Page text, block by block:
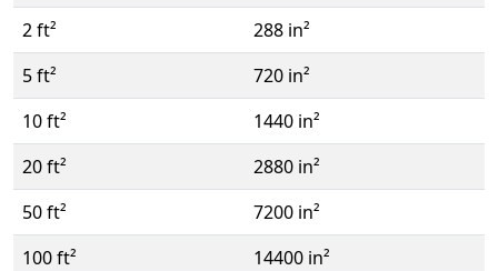
2 ft²
288 in²
5 ft²
720 in²
10 ft²
1440 in²
20 ft²
2880 in²
50 ft²
7200 in²
100 ft²
14400 in²